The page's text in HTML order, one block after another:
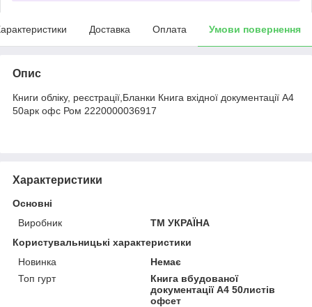
Доставка Оплата Умови повернення
Опис
Книги обліку, реєстрації,Бланки Книга вхідної документації А4
50арк офс Ром 2220000036917
Характеристики
Основні
Виробник
ТМ УКРАЇНА
Користувальницькі характеристики
Новинка
Немає
Топ гурт
Книга вбудованої
документації А4 50листів
офсет